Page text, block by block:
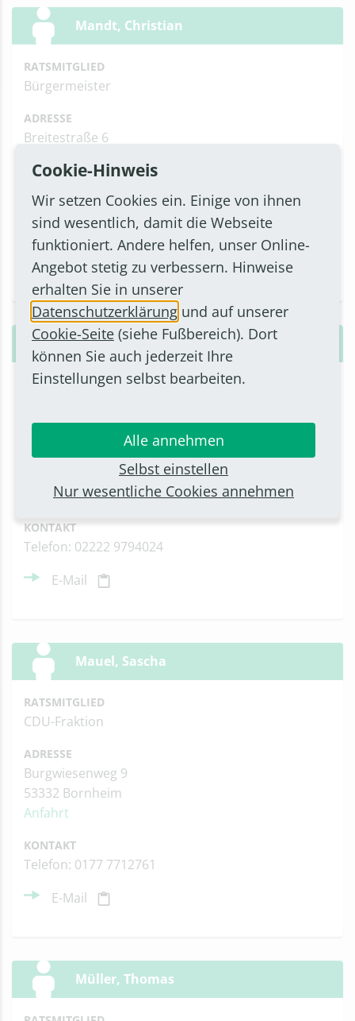
Mandt, Christian
RATSMITGLIED
Bürgermeister
ADRESSE
Breitestraße 6
Anfahrt
KONTAKT
Telefon: 0162 9156841
E-Mail
Marx, Bernd
RATSMITGLIED
Parkstraße 36
53332 Bornheim
Anfahrt
KONTAKT
Telefon: 02222 9794024
E-Mail
Mauel, Sascha
RATSMITGLIED
CDU-Fraktion
ADRESSE
Burgwiesenweg 9
53332 Bornheim
Anfahrt
KONTAKT
Telefon: 0177 7712761
E-Mail
Müller, Thomas
Cookie-Hinweis
Wir setzen Cookies ein. Einige von ihnen
sind wesentlich, damit die Webseite
funktioniert. Andere helfen, unser Online-
Angebot stetig zu verbessern. Hinweise
erhalten Sie in unserer
Datenschutzerklärung und auf unserer
Cookie-Seite (siehe Fußbereich). Dort
können Sie auch jederzeit Ihre
Einstellungen selbst bearbeiten.
Alle annehmen
Selbst einstellen
Nur wesentliche Cookies annehmen